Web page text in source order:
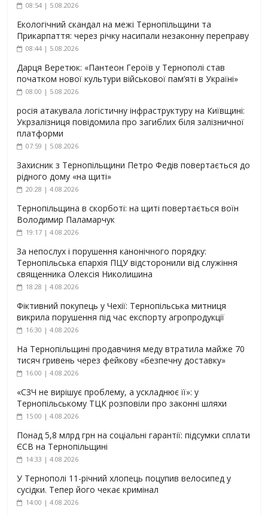
08:54 | 5.08.2026
Екологічний скандал на межі Тернопільщини та
Прикарпаття: через річку насипали незаконну переправу
08:44 | 5.08.2026
Дарця Веретюк: «Пантеон Героїв у Тернополі став
початком нової культури військової пам’яті в Україні»
08:00 | 5.08.2026
росія атакувала логістичну інфраструктуру на Київщині:
Укрзалізниця повідомила про загиблих біля залізничної
платформи
07:59 | 5.08.2026
Захисник з Тернопільщини Петро Федів повертається до
рідного дому «на щиті»
20:28 | 4.08.2026
Тернопільщина в скорботі: на щиті повертається воїн
Володимир Паламарчук
19:17 | 4.08.2026
За непослух і порушення канонічного порядку:
Тернопільська єпархія ПЦУ відсторонили від служіння
священника Олексія Николишина
18:28 | 4.08.2026
Фіктивний покупець у Чехії: Тернопільська митниця
викрила порушення під час експорту агропродукції
16:30 | 4.08.2026
На Тернопільщині продавчиня меду втратила майже 70
тисяч гривень через фейкову «безпечну доставку»
16:00 | 4.08.2026
«СЗЧ не вирішує проблему, а ускладнює її»: у
Тернопільському ТЦК розповіли про законні шляхи
15:00 | 4.08.2026
Понад 5,8 млрд грн на соціальні гарантії: підсумки сплати
ЄСВ на Тернопільщині
14:33 | 4.08.2026
У Тернополі 11-річний хлопець поцупив велосипед у
сусідки. Тепер його чекає кримінал
14:00 | 4.08.2026